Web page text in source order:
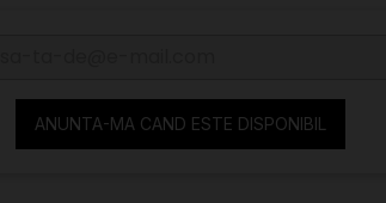
ANUNTA-MA CAND ESTE DISPONIBIL